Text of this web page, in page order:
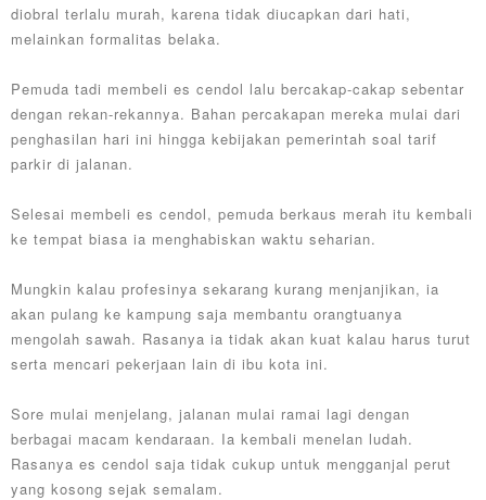
diobral terlalu murah, karena tidak diucapkan dari hati,
melainkan formalitas belaka.
Pemuda tadi membeli es cendol lalu bercakap-cakap sebentar
dengan rekan-rekannya. Bahan percakapan mereka mulai dari
penghasilan hari ini hingga kebijakan pemerintah soal tarif
parkir di jalanan.
Selesai membeli es cendol, pemuda berkaus merah itu kembali
ke tempat biasa ia menghabiskan waktu seharian.
Mungkin kalau profesinya sekarang kurang menjanjikan, ia
akan pulang ke kampung saja membantu orangtuanya
mengolah sawah. Rasanya ia tidak akan kuat kalau harus turut
serta mencari pekerjaan lain di ibu kota ini.
Sore mulai menjelang, jalanan mulai ramai lagi dengan
berbagai macam kendaraan. Ia kembali menelan ludah.
Rasanya es cendol saja tidak cukup untuk mengganjal perut
yang kosong sejak semalam.